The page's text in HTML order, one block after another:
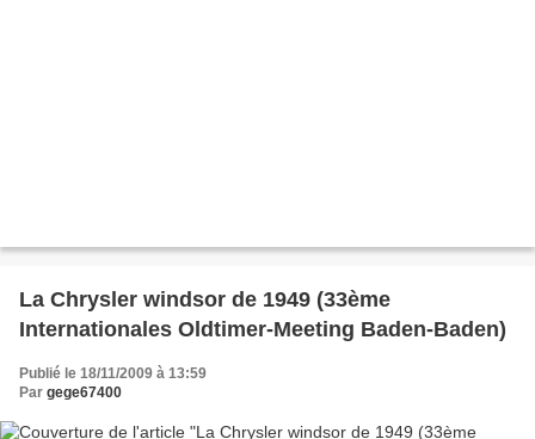
La Chrysler windsor de 1949 (33ème
Internationales Oldtimer-Meeting Baden-Baden)
Publié le 18/11/2009 à 13:59
Par gege67400